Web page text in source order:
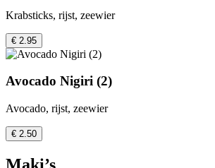
Krabsticks, rijst, zeewier
€ 2.95
Avocado Nigiri (2)
Avocado, rijst, zeewier
€ 2.50